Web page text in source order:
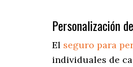
Personalización
El seguro para
individuales de